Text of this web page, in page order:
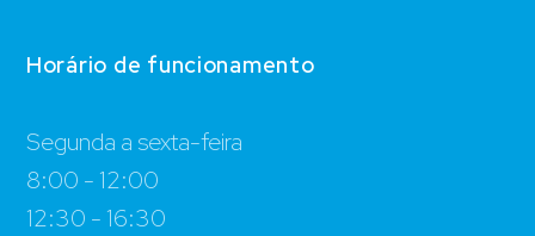
Horário de funcionamento
Segunda a sexta-feira
8:00 - 12:00
12:30 - 16:30